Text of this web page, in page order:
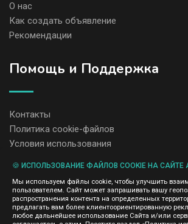
О нас
Как создать объявление
Рекомендации
Помощь и Поддержка
Контакты
Политика cookie-файлов
Условия использования
содержание размещенных объявлений.
Мы ценим конфиденциальность наших
передаем и не продаем личную информацию
пользователей AvizInfo.uz третьим лицам. Мы
правила конфиденциальности сайтов на
🍪 ИСПОЛЬЗОВАНИЕ ФАЙЛОВ COOKIE НА САЙТЕ
Мы используем файлы cookie, чтобы улучшить
пользователем. Сайт может запрашивать вашу
распространения контента на определенных
предлагать вам более клиентоориентированную
любое дальнейшее использование Сайта и/или